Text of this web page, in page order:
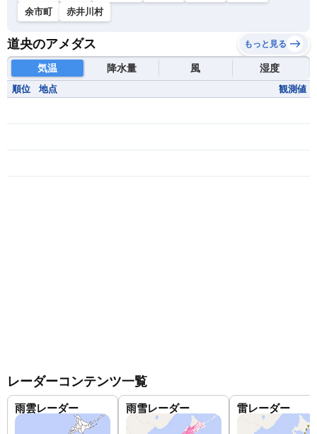
余市町
赤井川村
道央のアメダス もっと見る
気温 降水量 風 湿度
順位 地点 観測値
レーダーコンテンツ一覧
雨雲レーダー 雨雪レーダー 雷レーダー